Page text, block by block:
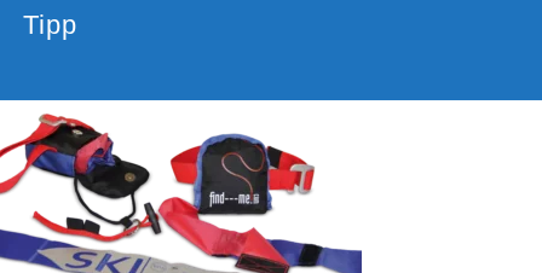
Tipp